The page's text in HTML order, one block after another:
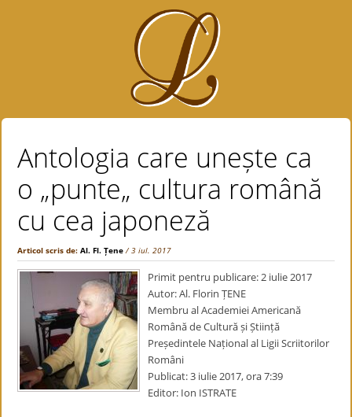
Antologia care unește ca
o „punte„ cultura română
cu cea japoneză
Articol scris de:Al. Fl. Țene / 3 iul. 2017
Primit pentru publicare: 2 iulie 2017
Autor: Al. Florin ȚENE
Membru al Academiei Americană
Română de Cultură și Știință
Președintele Național al Ligii Scriitorilor
Români
Publicat: 3 iulie 2017, ora 7:39
Editor: Ion ISTRATE